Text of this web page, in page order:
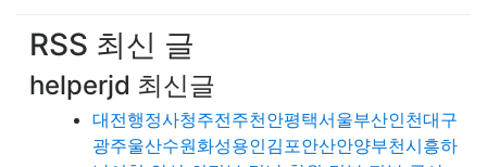
RSS 최신 글
helperjd 최신글
대전행정사청주전주천안평택서울부산인천대구
광주울산수원화성용인김포안산안양부천시흥하